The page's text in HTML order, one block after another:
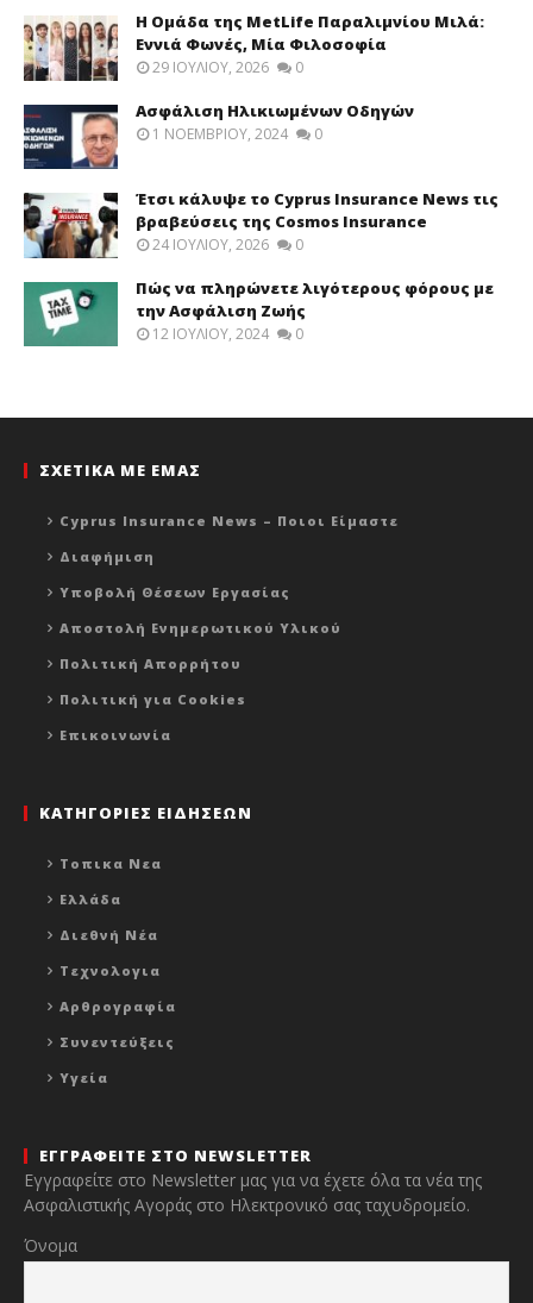
Η Ομάδα της MetLife Παραλιμνίου Μιλά:
Εννιά Φωνές, Μία Φιλοσοφία
29 ΙΟΥΛΊΟΥ, 2026 0
Ασφάλιση Ηλικιωμένων Οδηγών
1 ΝΟΕΜΒΡΊΟΥ, 2024 0
Έτσι κάλυψε το Cyprus Insurance News τις
βραβεύσεις της Cosmos Insurance
24 ΙΟΥΛΊΟΥ, 2026 0
Πώς να πληρώνετε λιγότερους φόρους με
την Ασφάλιση Ζωής
12 ΙΟΥΛΊΟΥ, 2024 0
ΣΧΕΤΙΚΑ ΜΕ ΕΜΑΣ
Cyprus Insurance News – Ποιοι Είμαστε
Διαφήμιση
Υποβολή Θέσεων Εργασίας
Αποστολή Ενημερωτικού Υλικού
Πολιτική Απορρήτου
Πολιτική για Cookies
Επικοινωνία
ΚΑΤΗΓΟΡΙΕΣ ΕΙΔΗΣΕΩΝ
Τοπικα Νεα
Ελλάδα
Διεθνή Νέα
Τεχνολογια
Αρθρογραφία
Συνεντεύξεις
Υγεία
ΕΓΓΡΑΦΕΙΤΕ ΣΤΟ NEWSLETTER
Εγγραφείτε στο Newsletter μας για να έχετε όλα τα νέα της
Ασφαλιστικής Αγοράς στο Ηλεκτρονικό σας ταχυδρομείο.
Όνομα